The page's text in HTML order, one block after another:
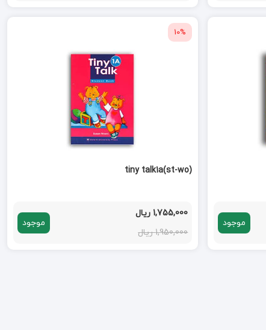
موجود
10%
tiny talk1a(st-wo)
1,755,000 ریال
1,950,000 ریال
موجود